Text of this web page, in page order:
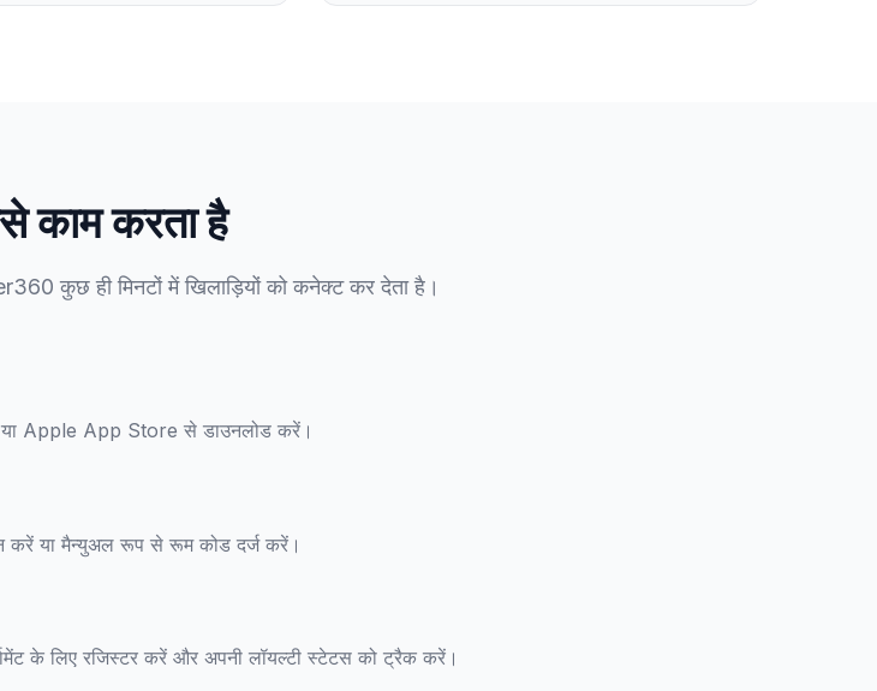
काम करता है
कुछ ही मिनटों में खिलाड़ियों को कनेक्ट कर देता है।
Apple App Store से डाउनलोड करें।
करें या मैन्युअल रूप से रूम कोड दर्ज करें।
के लिए रजिस्टर करें और अपनी लॉयल्टी स्टेटस को ट्रैक करें।